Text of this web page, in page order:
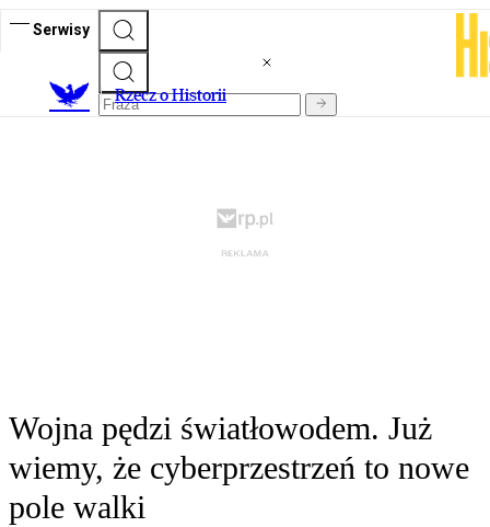
Serwisy
Rzecz o Historii
Wojna pędzi światłowodem. Już
wiemy, że cyberprzestrzeń to nowe
pole walki